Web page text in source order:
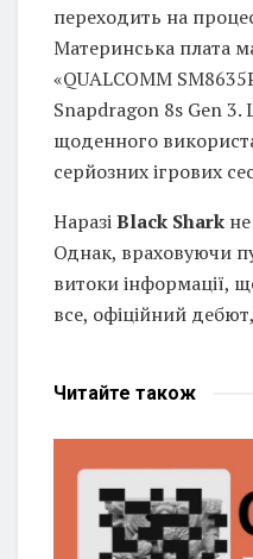
переходить на
Материнська плата
«QUALCOMM
Snapdragon 8s Gen
щоденного
серйозних ігрових
НаразіBlack Shark
Однак, враховуючи
витоки інформації,
все, офіційний
Читайте також